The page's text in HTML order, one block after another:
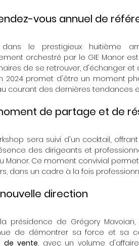
vous annuel de
dans le prestigieux huitième
orchestré par le GIE Manor
de se retrouver, d'échanger
2024 promet d'être un moment
courant des dernières tendances
de partage et de
sera suivi d'un cocktail,
des dirigeants et
Manor. Ce moment convivial
dans un cadre à la fois
direction
présidence de Grégory
de démontrer sa force et sa
de vente, avec un volume